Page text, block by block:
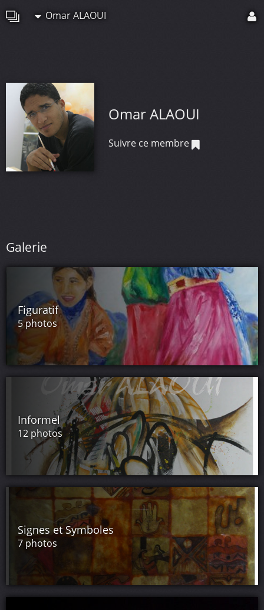
Omar ALAOUI
Omar ALAOUI
Suivre ce membre
Galerie
Figuratif
5 photos
Informel
12 photos
Signes et Symboles
7 photos